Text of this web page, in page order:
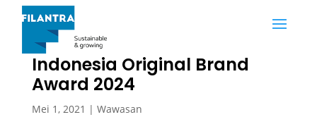
Filantra Raih Penghargaan
Indonesia Original Brand
Award 2024
Mei 1, 2021 | Wawasan